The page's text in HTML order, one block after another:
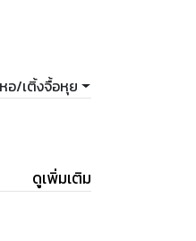
หอ/เติ้งจื้อหุย
ดูเพิ่มเติม